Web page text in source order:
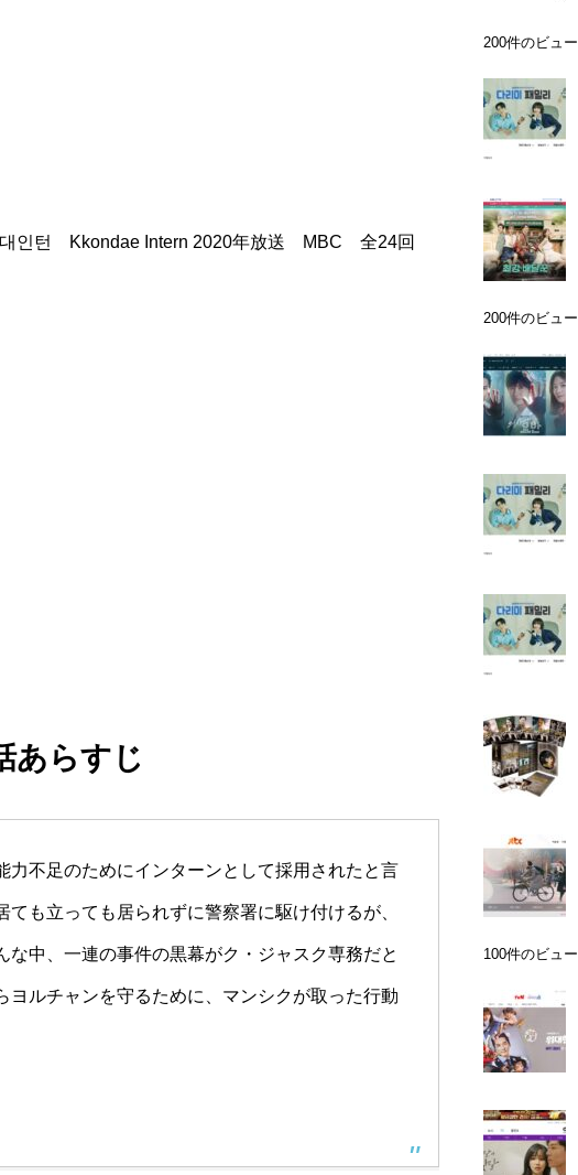
인턴 Kkondae Intern 2020年放送 MBC 全24回
あらすじ
不足のためにインターンとして採用されたと言
も立っても居られずに警察署に駆け付けるが、
中、一連の事件の黒幕がク・ジャスク専務だと
ルチャンを守るために、マンシクが取った行動
200件のビュー
200件のビュー
100件のビュー